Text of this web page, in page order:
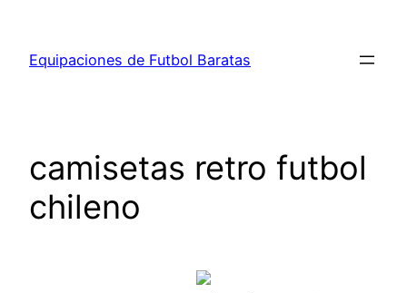
contenido
Equipaciones de Futbol Baratas
camisetas retro futbol
chileno